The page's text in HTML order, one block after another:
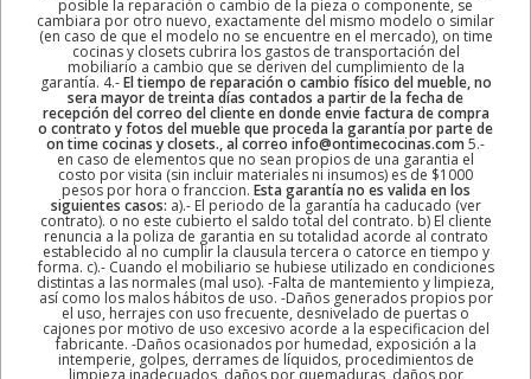
posible la reparación o cambio de la pieza o componente, se
cambiara por otro nuevo, exactamente del mismo modelo o similar
(en caso de que el modelo no se encuentre en el mercado), on time
cocinas y closets cubrira los gastos de transportación del
mobiliario a cambio que se deriven del cumplimiento de la
garantía. 4.-El tiempo de reparación o cambio físico del mueble, no
sera mayor de treinta días contados a partir de la fecha de
recepción del correo del cliente en donde envie factura de compra
o contrato y fotos del mueble que proceda la garantía por parte de
on time cocinas y closets., al correo info@ontimecocinas.com 5.-
en caso de elementos que no sean propios de una garantia el
costo por visita (sin incluir materiales ni insumos) es de $1000
pesos por hora o franccion. Esta garantía no es valida en los
siguientes casos: a).- El periodo de la garantía ha caducado (ver
contrato). o no este cubierto el saldo total del contrato. b) El cliente
renuncia a la poliza de garantia en su totalidad acorde al contrato
establecido al no cumplir la clausula tercera o catorce en tiempo y
forma. c).- Cuando el mobiliario se hubiese utilizado en condiciones
distintas a las normales (mal uso). -Falta de mantemiento y limpieza,
así como los malos hábitos de uso. -Daños generados propios por
el uso, herrajes con uso frecuente, desnivelado de puertas o
cajones por motivo de uso excesivo acorde a la especificacion del
fabricante. -Daños ocasionados por humedad, exposición a la
intemperie, golpes, derrames de líquidos, procedimientos de
limpieza inadecuados, daños por quemaduras, daños por